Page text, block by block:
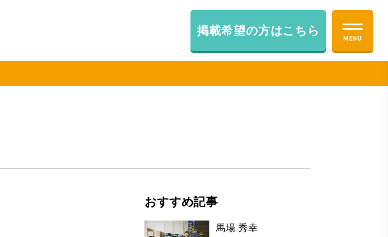
掲載希望の方はこちら
おすすめ記事
馬場 秀幸